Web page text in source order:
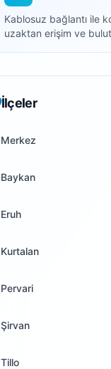
Kablosuz bağlantı ile
uzaktan erişim ve
İlçeler
Merkez
Baykan
Eruh
Kurtalan
Pervari
Şirvan
Tillo